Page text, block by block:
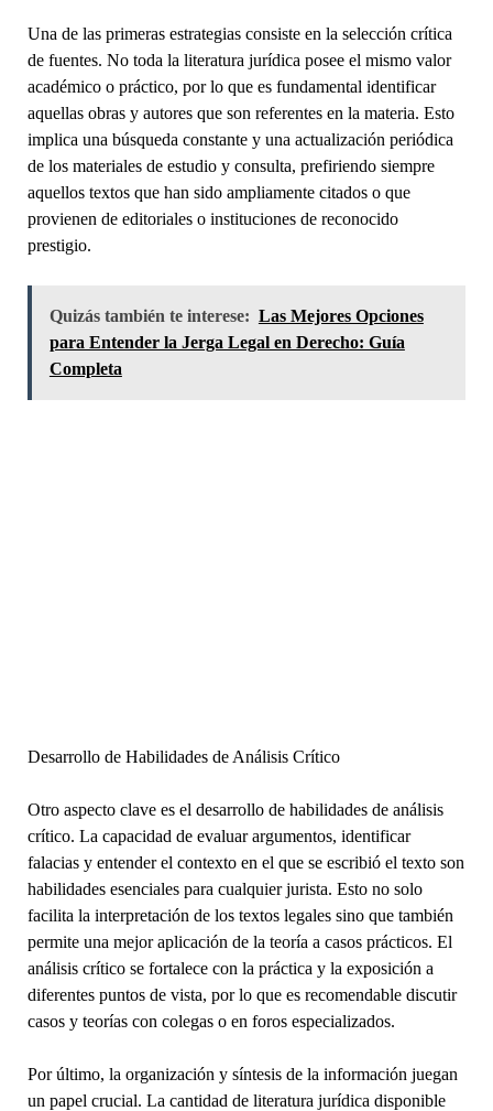
Una de las primeras estrategias consiste en la selección crítica
de fuentes. No toda la literatura jurídica posee el mismo valor
académico o práctico, por lo que es fundamental identificar
aquellas obras y autores que son referentes en la materia. Esto
implica una búsqueda constante y una actualización periódica
de los materiales de estudio y consulta, prefiriendo siempre
aquellos textos que han sido ampliamente citados o que
provienen de editoriales o instituciones de reconocido
prestigio.
Quizás también te interese: Las Mejores Opciones
para Entender la Jerga Legal en Derecho: Guía
Completa
Desarrollo de Habilidades de Análisis Crítico
Otro aspecto clave es el desarrollo de habilidades de análisis
crítico. La capacidad de evaluar argumentos, identificar
falacias y entender el contexto en el que se escribió el texto son
habilidades esenciales para cualquier jurista. Esto no solo
facilita la interpretación de los textos legales sino que también
permite una mejor aplicación de la teoría a casos prácticos. El
análisis crítico se fortalece con la práctica y la exposición a
diferentes puntos de vista, por lo que es recomendable discutir
casos y teorías con colegas o en foros especializados.
Por último, la organización y síntesis de la información juegan
un papel crucial. La cantidad de literatura jurídica disponible